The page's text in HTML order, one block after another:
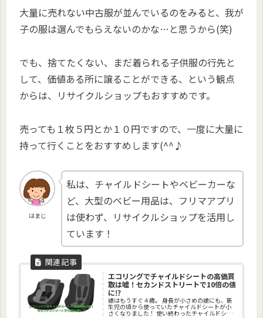
大量に売れない中古服が並んでいるのをみると、我が
子の服は選んでもらえないのかな…と思うから(笑)
でも、捨てたくない、まだ着られる子供服の行先と
して、価値ある所に譲ることができる、という観点
からは、リサイクルショップもおすすめです。
売っても１枚５円とか１０円ですので、一度に大量に
持って行くことをおすすめします(^^♪
はまじ
私は、チャイルドシートやベビーカーな
ど、大型のベビー用品は、フリマアプリ
は使わず、リサイクルショップを活用し
ています！
エコリングでチャイルドシートの高価買
取は嘘！セカンドストリートで10倍の値
に⁉
娘はもうすぐ４歳。 身長が小さめの娘にも、新
生児の頃から使っていたチャイルドシートが小
さくなりました！ 使い終わったチャイルドシー